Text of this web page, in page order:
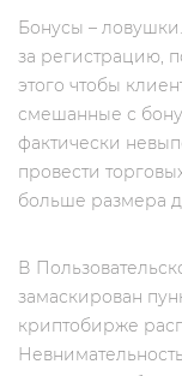
Бонусы –
за регистрацию,
этого чтобы
смешанные с
фактически
провести
больше размера
В
замаскирован
криптобирже